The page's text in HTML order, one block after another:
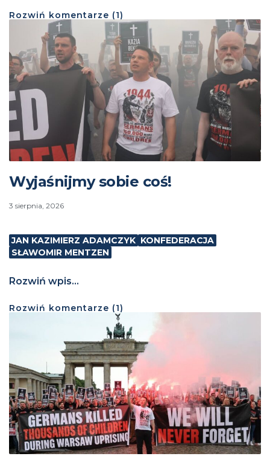
Rozwiń komentarze (1)
Wyjaśnijmy sobie coś!
3 sierpnia, 2026
JAN KAZIMIERZ ADAMCZYK KONFEDERACJA
SŁAWOMIR MENTZEN
Rozwiń wpis...
Rozwiń komentarze (1)